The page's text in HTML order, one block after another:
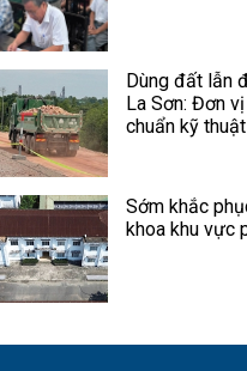
Dùng đất lẫn
La Sơn: Đơn
chuẩn kỹ thuật
Sớm khắc
khoa khu vực